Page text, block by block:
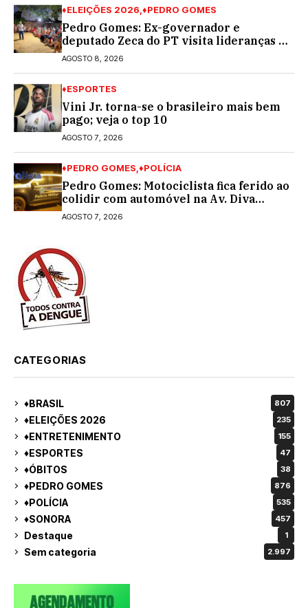
♦ELEIÇÕES 2026 ♦PEDRO GOMES
Pedro Gomes: Ex-governador e
deputado Zeca do PT visita lideranças do
partido na cidade; buscará a reeleição
AGOSTO 8, 2026
♦ESPORTES
Vini Jr. torna-se o brasileiro mais bem
pago; veja o top 10
AGOSTO 7, 2026
♦PEDRO GOMES ♦POLÍCIA
Pedro Gomes: Motociclista fica ferido ao
colidir com automóvel na Av. Diva
Araújo; ele não tinha CNH
AGOSTO 7, 2026
CATEGORIAS
♦BRASIL 807
♦ELEIÇÕES 2026 235
♦ENTRETENIMENTO 155
♦ESPORTES 47
♦ÓBITOS 38
♦PEDRO GOMES 876
♦POLÍCIA 535
♦SONORA 457
Destaque 1
Sem categoria 2.997